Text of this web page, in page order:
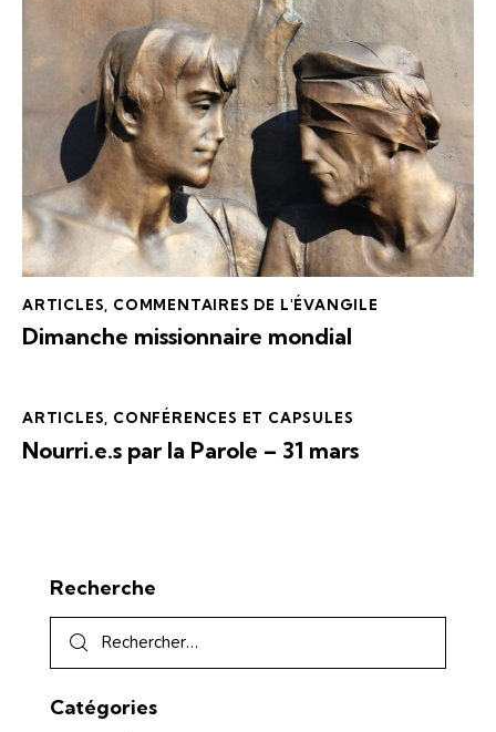
ARTICLES COMMENTAIRES DE L'ÉVANGILE
Dimanche missionnaire mondial
ARTICLES, CONFÉRENCES ET CAPSULES
Nourri.e.s par la Parole – 31 mars
Recherche
Catégories